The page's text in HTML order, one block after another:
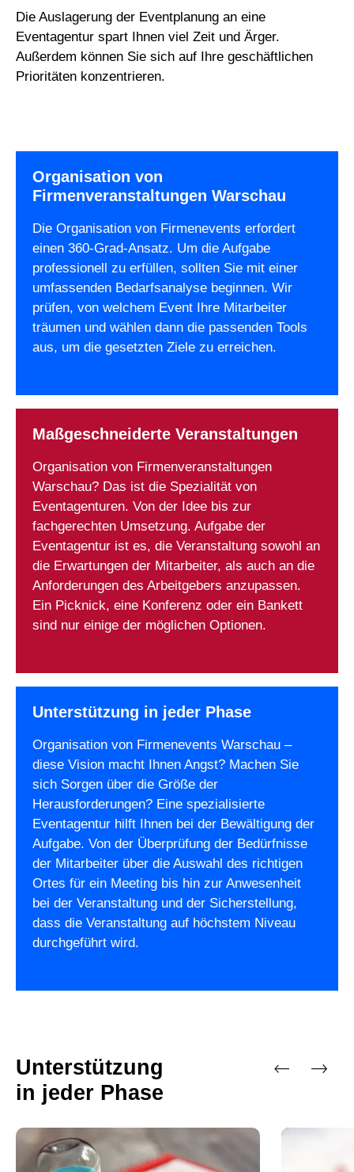
Die Auslagerung der Eventplanung an eine
Eventagentur spart Ihnen viel Zeit und Ärger.
Außerdem können Sie sich auf Ihre geschäftlichen
Prioritäten konzentrieren.
Organisation von
Firmenveranstaltungen Warschau
Die Organisation von Firmenevents erfordert
einen 360-Grad-Ansatz. Um die Aufgabe
professionell zu erfüllen, sollten Sie mit einer
umfassenden Bedarfsanalyse beginnen. Wir
prüfen, von welchem Event Ihre Mitarbeiter
träumen und wählen dann die passenden Tools
aus, um die gesetzten Ziele zu erreichen.
Maßgeschneiderte Veranstaltungen
Organisation von Firmenveranstaltungen
Warschau? Das ist die Spezialität von
Eventagenturen. Von der Idee bis zur
fachgerechten Umsetzung. Aufgabe der
Eventagentur ist es, die Veranstaltung sowohl an
die Erwartungen der Mitarbeiter, als auch an die
Anforderungen des Arbeitgebers anzupassen.
Ein Picknick, eine Konferenz oder ein Bankett
sind nur einige der möglichen Optionen.
Unterstützung in jeder Phase
Organisation von Firmenevents Warschau –
diese Vision macht Ihnen Angst? Machen Sie
sich Sorgen über die Größe der
Herausforderungen? Eine spezialisierte
Eventagentur hilft Ihnen bei der Bewältigung der
Aufgabe. Von der Überprüfung der Bedürfnisse
der Mitarbeiter über die Auswahl des richtigen
Ortes für ein Meeting bis hin zur Anwesenheit
bei der Veranstaltung und der Sicherstellung,
dass die Veranstaltung auf höchstem Niveau
durchgeführt wird.
Unterstützung
in jeder Phase